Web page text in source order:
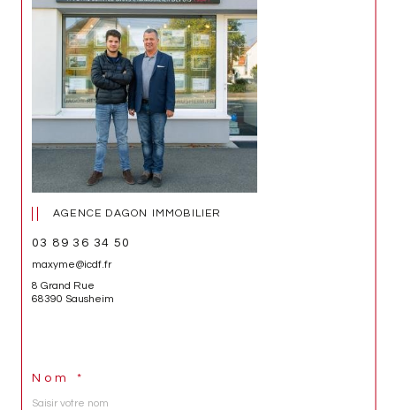
AGENCE DAGON IMMOBILIER
03 89 36 34 50
maxyme@icdf.fr
8 Grand Rue
68390 Sausheim
Nom *